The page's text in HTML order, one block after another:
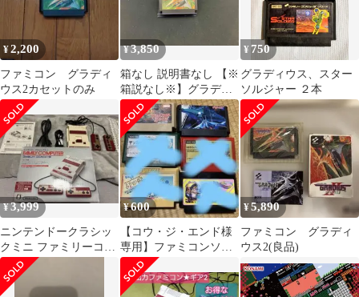
¥2,200
ファミコン グラディ
ウス2カセットのみ
¥3,850
箱なし 説明書なし 【※
箱説なし※】グラディ
ウス2
¥ 750
グラディウス、スター
ソルジャー ２本
¥3,999
ニンテンドークラシッ
クミニ ファミリーコン
ピュータ 動作確認済み
¥600
【コウ・ジ・エンド様
専用】ファミコンソフ
ト 2点
¥5,890
ファミコン グラディ
ウス2(良品)